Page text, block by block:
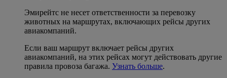
Эмирейтс не несет ответственности за перевозку
животных на маршрутах, включающих рейсы других
авиакомпаний.
Если ваш маршрут включает рейсы других
авиакомпаний, на этих рейсах могут действовать другие
правила провоза багажа. Узнать больше.